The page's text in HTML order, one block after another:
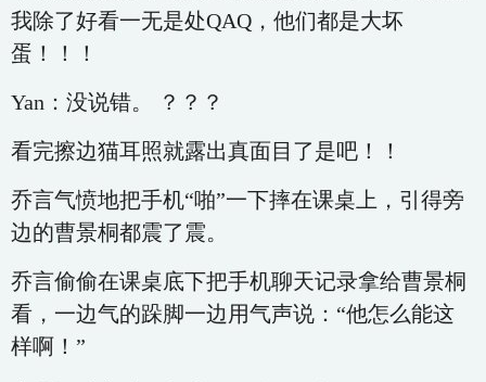
我除了好看一无是处QAQ，他们都是大坏
蛋！！！
Yan：没说错。 ？？？
看完擦边猫耳照就露出真面目了是吧！！
乔言气愤地把手机“啪”一下摔在课桌上，引得旁
边的曹景桐都震了震。
乔言偷偷在课桌底下把手机聊天记录拿给曹景桐
看，一边气的跺脚一边用气声说：“他怎么能这
样啊！”